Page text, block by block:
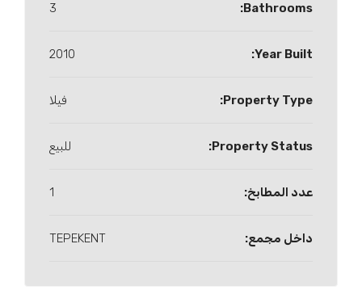
Bathrooms:
3
Year Built:
2010
Property Type: فيلا
Property Status: للبيع
عدد المطابخ: 1
داخل مجمع: TEPEKENT